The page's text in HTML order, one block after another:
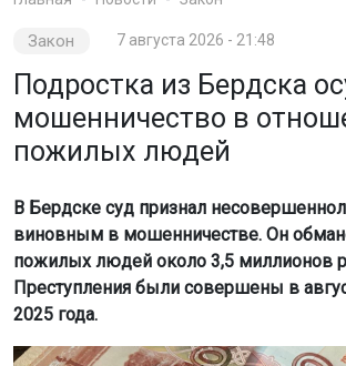
Закон 7 августа 2026 - 21:48
Подростка из Бердска
мошенничество в
пожилых людей
В Бердске суд признал
виновным в мошенничестве. Он
пожилых людей около 3,5 миллионов
Преступления были совершены в
2025 года.